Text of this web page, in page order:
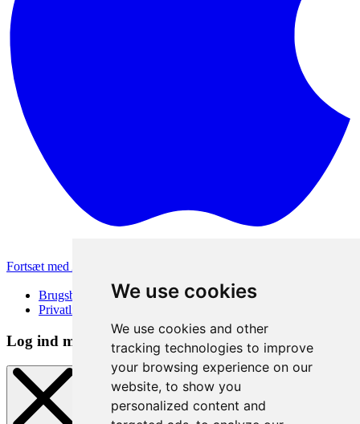
We use cookies
We use cookies and other
tracking technologies to improve
your browsing experience on our
website, to show you
personalized content and
Fortsæt med Apple
Brugsbetingelser
Privatlivspolitik
Log ind metode